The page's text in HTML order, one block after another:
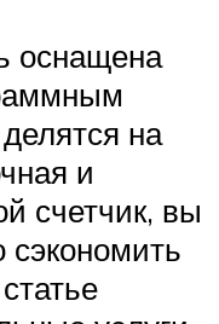
оснащена
на
и
счетчик, вы